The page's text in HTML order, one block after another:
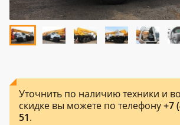
Уточнить по наличию техники и
скидке вы можете по телефону+7
51.